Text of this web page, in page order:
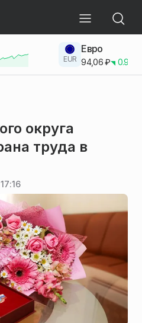
EUR
Евро
94,06₽ 0.93
округа
труда в